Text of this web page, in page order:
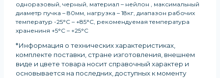
одноразовый, черный, материал – нейлон , максимальный
диаметр пучка – 80мм, нагрузка – 18кг, диапазон рабочих
температур -25°C – +85°C, рекомендуемая температура
хранениня +5°C – +25°C
*Информация о технических характеристиках,
комплекте поставки, стране изготовления, внешнем
виде и цвете товара носит справочный характер и
основывается на последних, доступных к моменту